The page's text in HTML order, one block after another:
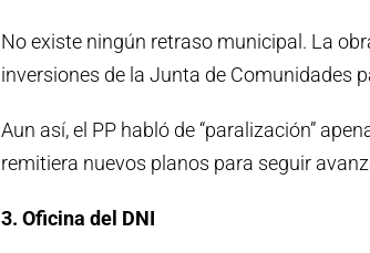
No existe ningún retraso municipal. La
inversiones de la Junta de Comunidades
Aun así, el PP habló de “paralización”
remitiera nuevos planos para seguir
3. Oficina del DNI